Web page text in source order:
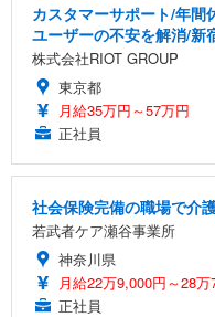
カスタマーサポート/年間
ユーザーの不安を解消/新
株式会社RIOT GROUP
東京都
月給35万円～57万円
正社員
社会保険完備の職場で介
若武者ケア瀬谷事業所
神奈川県
月給22万9,000円～28万
正社員